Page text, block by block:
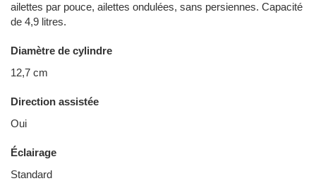
ailettes par pouce, ailettes ondulées, sans persiennes. Capacité
de 4,9 litres.
Diamètre de cylindre
12,7 cm
Direction assistée
Oui
Éclairage
Standard